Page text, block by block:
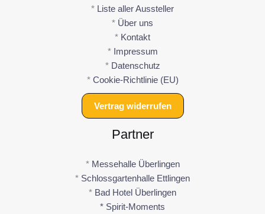
* Liste aller Aussteller
* Über uns
* Kontakt
* Impressum
* Datenschutz
* Cookie-Richtlinie (EU)
Vertrag widerrufen
Partner
* Messehalle Überlingen
* Schlossgartenhalle Ettlingen
* Bad Hotel Überlingen
* Spirit-Moments